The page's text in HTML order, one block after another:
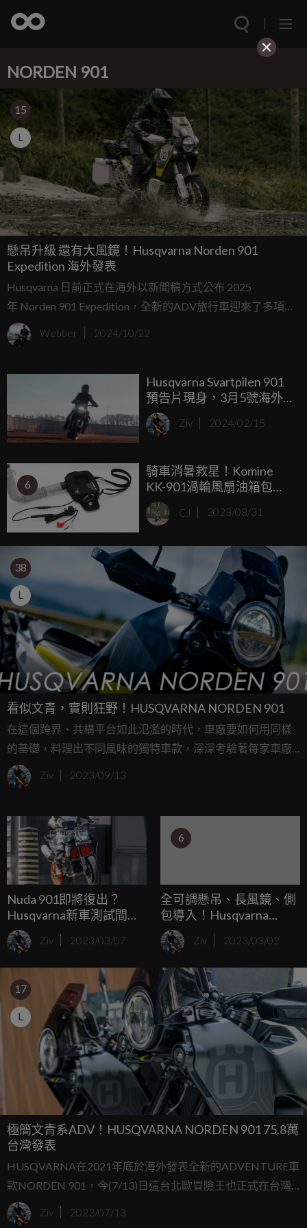
NORDEN 901
15
L
懸吊升級 還有大風鏡！Husqvarna Norden 901
Expedition 海外發表
Husqvarna 日前正式在海外以新聞稿方式公布 2025
年 Norden 901 Expedition，全新的ADV旅行車迎來了多項技
術升級，並以嶄新且充滿辨識度的塗裝呈現，充分彰顯了品
牌冒險風格的不斷精進與突破。
Webber 2024/10/22
Husqvarna Svartpilen 901
預告片現身，3月5號海外
發表！
Ziv 2024/02/15
6
騎車消暑救星！Komine
KK-901渦輪風扇油箱包讓
你在大熱天騎車出門保持
涼爽
CJ 2023/08/31
38
L
看似文青，實則狂野！HUSQVARNA NORDEN 901
在這個跨界、共構平台如此氾濫的時代，車廠要如何用同樣
的基礎，料理出不同風味的獨特車款，深深考驗著每家車廠
的設計師，來自北歐的HUSQVARNA可以說是這方面的高
手，來自HUSQVARNA的ADVENTURE車款NORDEN 901，
Ziv 2023/09/13
Nuda 901即將復出？
Husqvarna新車測試間諜
照曝光！
Ziv 2023/03/07
6
全可調懸吊、長風鏡、側
包導入！Husqvarna
Norden 901 Expedition 海
外發表Ziv 2023/03/02
17
L
極簡文青系ADV！HUSQVARNA NORDEN 901 75.8萬
台灣發表
HUSQVARNA在2021年底於海外發表全新的ADVENTURE車
款NORDEN 901，今(7/13)日這台北歐冒險王也正式在台灣
發表上市，充滿文青氣息的NORDEN 901有著相當獨特的外
型設計，內在則是採用和KTM 890 ADVENTURE相同的架構
Ziv 2022/07/13